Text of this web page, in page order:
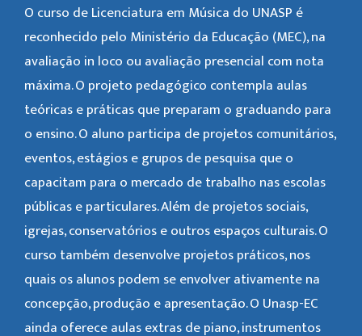
O curso de Licenciatura em Música do UNASP é
reconhecido pelo Ministério da Educação (MEC), na
avaliação in loco ou avaliação presencial com nota
máxima. O projeto pedagógico contempla aulas
teóricas e práticas que preparam o graduando para
o ensino. O aluno participa de projetos comunitários,
eventos, estágios e grupos de pesquisa que o
capacitam para o mercado de trabalho nas escolas
públicas e particulares. Além de projetos sociais,
igrejas, conservatórios e outros espaços culturais. O
curso também desenvolve projetos práticos, nos
quais os alunos podem se envolver ativamente na
concepção, produção e apresentação. O Unasp-EC
ainda oferece aulas extras de piano, instrumentos